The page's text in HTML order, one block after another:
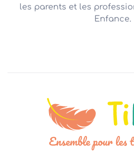
les parents et les
Enfance.